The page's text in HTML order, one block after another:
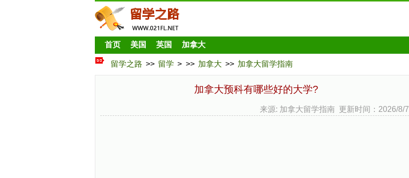
首页 美国 英国 加拿大
留学之路 >> 留学 > >> 加拿大 >> 加拿大留学指南
加拿大预科有哪些好的大学?
来源: 加拿大留学指南 更新时间：2026/8/7